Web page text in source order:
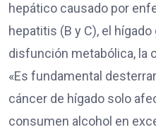
hepático causado por
hepatitis (B y C), el
disfunción metabólica, la
«Es fundamental
cáncer de hígado solo
consumen alcohol en